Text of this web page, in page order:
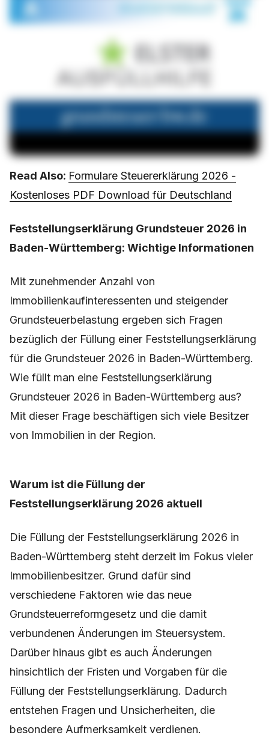
Read Also: Formulare Steuererklärung 2026 -
Kostenloses PDF Download für Deutschland
Feststellungserklärung Grundsteuer 2026 in
Baden-Württemberg: Wichtige Informationen
Mit zunehmender Anzahl von
Immobilienkaufinteressenten und steigender
Grundsteuerbelastung ergeben sich Fragen
bezüglich der Füllung einer Feststellungserklärung
für die Grundsteuer 2026 in Baden-Württemberg.
Wie füllt man eine Feststellungserklärung
Grundsteuer 2026 in Baden-Württemberg aus?
Mit dieser Frage beschäftigen sich viele Besitzer
von Immobilien in der Region.
Warum ist die Füllung der
Feststellungserklärung 2026 aktuell
Die Füllung der Feststellungserklärung 2026 in
Baden-Württemberg steht derzeit im Fokus vieler
Immobilienbesitzer. Grund dafür sind
verschiedene Faktoren wie das neue
Grundsteuerreformgesetz und die damit
verbundenen Änderungen im Steuersystem.
Darüber hinaus gibt es auch Änderungen
hinsichtlich der Fristen und Vorgaben für die
Füllung der Feststellungserklärung. Dadurch
entstehen Fragen und Unsicherheiten, die
besondere Aufmerksamkeit verdienen.